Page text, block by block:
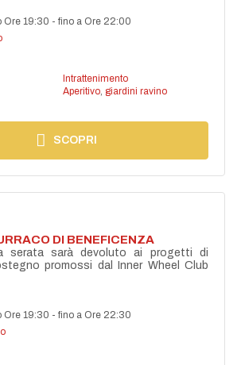
Ore 19:30 -fino a Ore 22:00
Intrattenimento
Aperitivo, giardini ravino
SCOPRI
DI BENEFICENZA
serata sarà devoluto ai progetti di
promossi dal Inner Wheel Club
Ore 19:30 -fino a Ore 22:30